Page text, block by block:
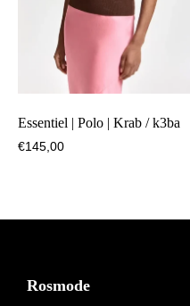
Essentiel | Polo | Krab / k3ba
€145,00
Footer
Rosmode